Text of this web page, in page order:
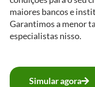
maiores bancos e
Garantimos a menor
especialistas nisso.
Simular agora